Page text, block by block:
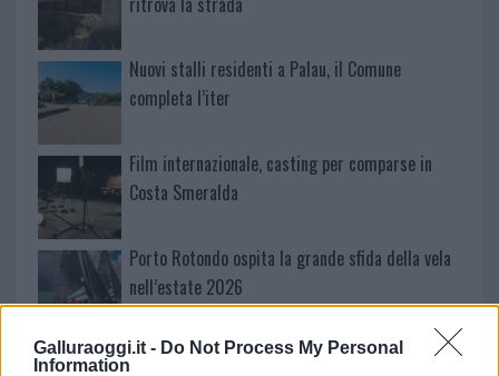
Galluraoggi.it - Do Not Process My Personal
Information
Nuovi stalli residenti a Palau, il Comune
completa l’iter
Film internazionale, casting per comparse in
Costa Smeralda
Porto Rotondo ospita la grande sfida della vela
nell’estate 2026
Controlli all’aeroporto di Olbia, sequestrati